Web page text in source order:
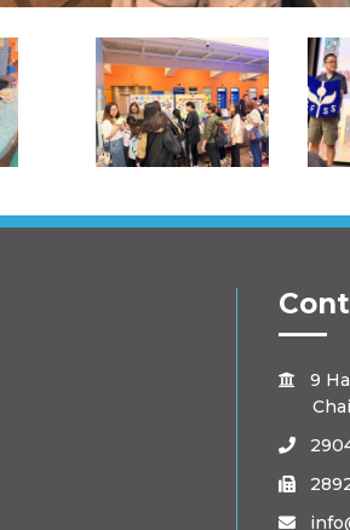

9
Chai


